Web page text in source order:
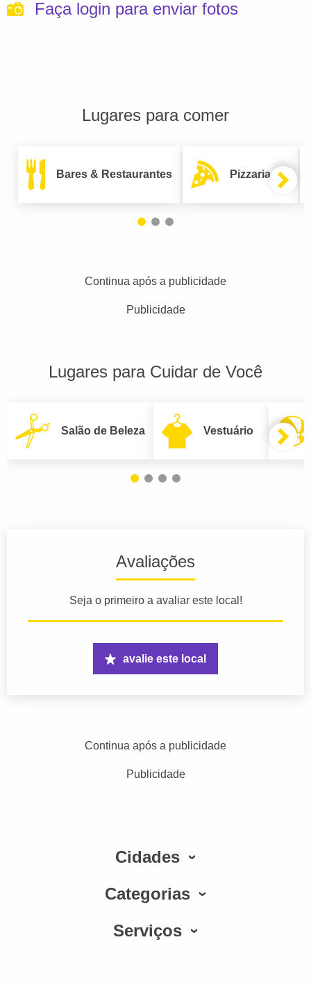
Faça login para enviar fotos
Lugares para comer
Bares & Restaurantes Pizzarias
Continua após a publicidade
Publicidade
Lugares para Cuidar de Você
Salão de Beleza Vestuário
Avaliações
Seja o primeiro a avaliar este local!
avalie este local
Continua após a publicidade
Publicidade
Cidades
Categorias
Serviços